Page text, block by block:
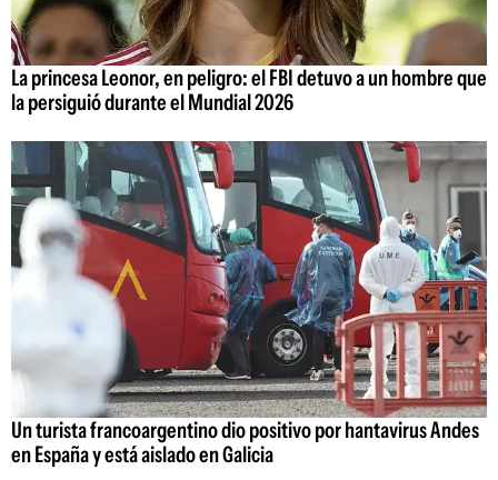
La princesa Leonor, en peligro: el FBI detuvo a un hombre que
la persiguió durante el Mundial 2026
Un turista francoargentino dio positivo por hantavirus Andes
en España y está aislado en Galicia